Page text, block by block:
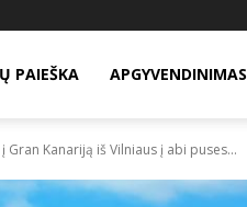
PAIEŠKA APGYVENDINIMAS
Kanariją iš Vilniaus į abi puses...